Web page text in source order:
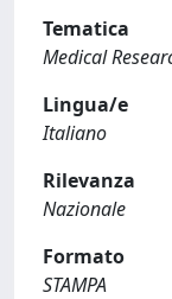
Tematica
Medical
Lingua/e
Italiano
Rilevanza
Nazionale
Formato
STAMPA